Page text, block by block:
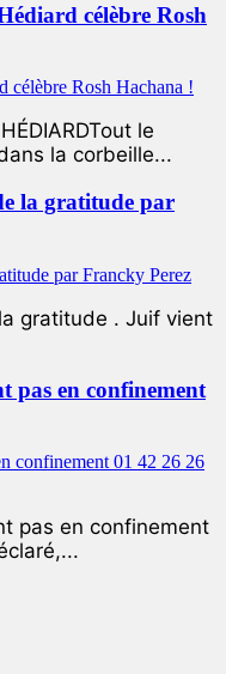
célèbre Rosh
le
la corbeille...
la gratitude par
gratitude . Juif vient
pas en confinement
pas en confinement